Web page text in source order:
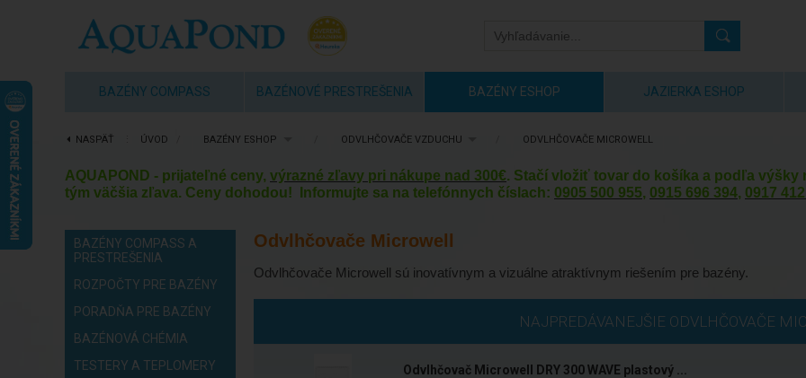
BAZÉNY COMPASS BAZÉNOVÉ PRESTREŠENIA BAZÉNY ESHOP JAZIERKA ESHOP
NASPÄŤ ÚVOD BAZÉNY ESHOP ODVLHČOVAČE VZDUCHU ODVLHČOVAČE MICROWELL
AQUAPOND - prijateľné ceny, výrazné zľavy pri nákupe nad 300€. Stačí vložiť tovar do košíka a podľa
tým väčšia zľava. Ceny dohodou! Informujte sa na telefónnych číslach: 0905 500 955, 0915 696 394, 0917
BAZÉNY COMPASS A
PRESTREŠENIA
ROZPOČTY PRE BAZÉNY
PORADŇA PRE BAZÉNY
BAZÉNOVÁ CHÉMIA
TESTERY A TEPLOMERY
Odvlhčovače Microwell
Odvlhčovače Microwell sú inovatívnym a vizuálne atraktívnym riešením pre bazény.
NAJPREDÁVANEJŠIE ODVLHČOVAČE
Odvlhčovač Microwell DRY 300 WAVE plastový ...